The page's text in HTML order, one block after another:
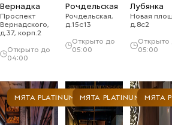
Вернадка
Проспект
Вернадского,
д.37, корп.2
Открыто до
04:00
Рочдельская
Рочдельская,
д.15с13
Открыто до
05:00
Лубянка
Новая
д.8с2
Открыто
05:00
МЯТА PLATINUM МЯТА PLATINUM МЯТА